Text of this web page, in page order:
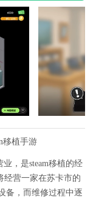
移植手游
，是steam移植的经
经营一家在苏卡市的
备，而维修过程中逐